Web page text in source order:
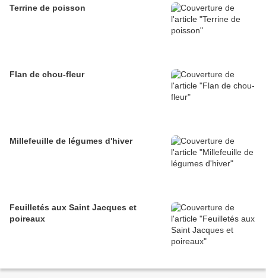
Terrine de poisson
Flan de chou-fleur
Millefeuille de légumes d'hiver
Feuilletés aux Saint Jacques et
poireaux